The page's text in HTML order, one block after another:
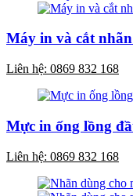
Máy in và cắt
Liên hệ: 0869 832 168
Mực in ống lồng
Liên hệ: 0869 832 168